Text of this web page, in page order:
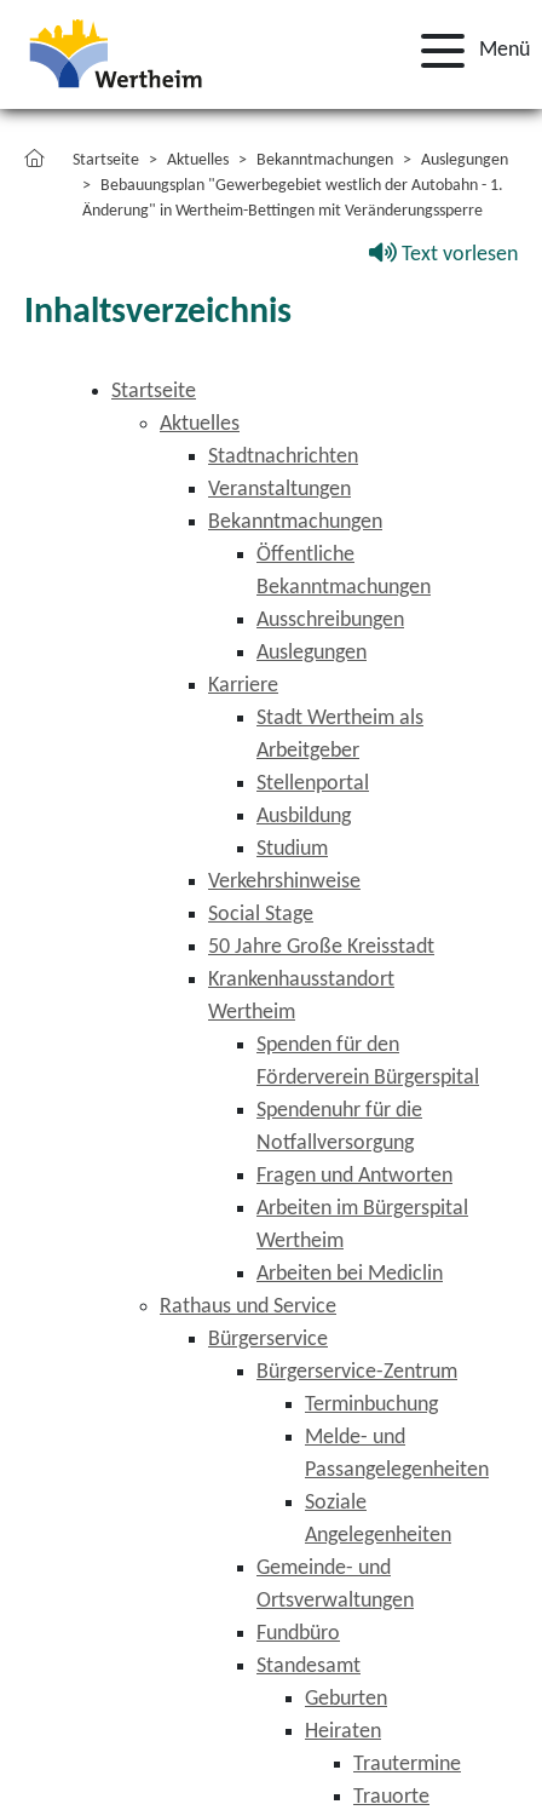
Menü
Startseite Aktuelles Bekanntmachungen
Auslegungen
Bebauungsplan "Gewerbegebiet westlich der Autobahn - 1.
Änderung" in Wertheim-Bettingen mit Veränderungssperre
Text vorlesen
Inhaltsverzeichnis
Startseite
Aktuelles
Stadtnachrichten
Veranstaltungen
Bekanntmachungen
Öffentliche
Bekanntmachungen
Ausschreibungen
Auslegungen
Karriere
Stadt Wertheim als
Arbeitgeber
Stellenportal
Ausbildung
Studium
Verkehrshinweise
Social Stage
50 Jahre Große Kreisstadt
Krankenhausstandort
Wertheim
Spenden für den
Förderverein Bürgerspital
Spendenuhr für die
Notfallversorgung
Fragen und Antworten
Arbeiten im Bürgerspital
Wertheim
Arbeiten bei Mediclin
Rathaus und Service
Bürgerservice
Bürgerservice-Zentrum
Terminbuchung
Melde- und
Passangelegenheiten
Soziale
Angelegenheiten
Gemeinde- und
Ortsverwaltungen
Fundbüro
Standesamt
Geburten
Heiraten
Trautermine
Trauorte